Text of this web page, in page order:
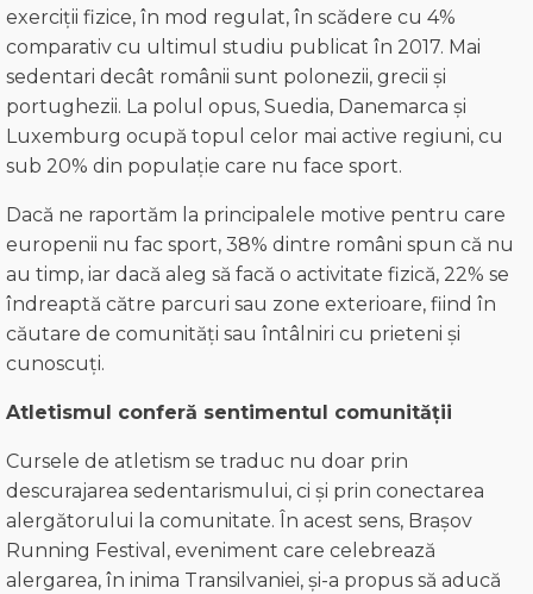
exerciții fizice, în mod regulat, în scădere cu 4%
comparativ cu ultimul studiu publicat în 2017. Mai
sedentari decât românii sunt polonezii, grecii și
portughezii. La polul opus, Suedia, Danemarca și
Luxemburg ocupă topul celor mai active regiuni, cu
sub 20% din populație care nu face sport.
Dacă ne raportăm la principalele motive pentru care
europenii nu fac sport, 38% dintre români spun că nu
au timp, iar dacă aleg să facă o activitate fizică, 22% se
îndreaptă către parcuri sau zone exterioare, fiind în
căutare de comunități sau întâlniri cu prieteni și
cunoscuți.
Atletismul conferă sentimentul comunității
Cursele de atletism se traduc nu doar prin
descurajarea sedentarismului, ci și prin conectarea
alergătorului la comunitate. În acest sens, Brașov
Running Festival, eveniment care celebrează
alergarea, în inima Transilvaniei, și-a propus să aducă